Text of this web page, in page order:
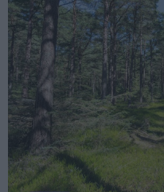
Sol26.
Herunder får man et
solformørkelsen
Nordjylland.